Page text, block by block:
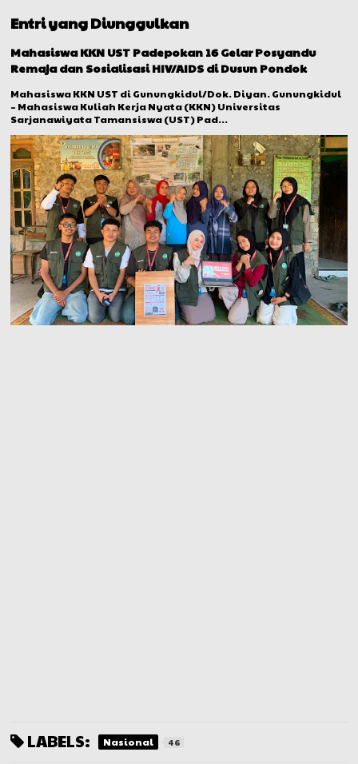
Entri yang Diunggulkan
Mahasiswa KKN UST Padepokan 16 Gelar Posyandu
Remaja dan Sosialisasi HIV/AIDS di Dusun Pondok
Mahasiswa KKN UST di Gunungkidul/Dok. Diyan. Gunungkidul
– Mahasiswa Kuliah Kerja Nyata (KKN) Universitas
Sarjanawiyata Tamansiswa (UST) Pad...
LABELS: Nasional 46